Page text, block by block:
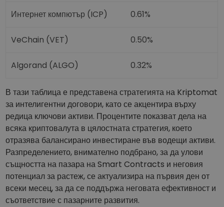
Интернет компютър (ICP) 0.61%
VeChain (VET) 0.50%
Algorand (ALGO) 0.32%
В тази таблица е представена стратегията на Kriptomat
за интелигентни договори, като се акцентира върху
редица ключови активи. Процентите показват дела на
всяка криптовалута в цялостната стратегия, което
отразява балансирано инвестиране във водещи активи.
Разпределението, внимателно подбрано, за да улови
същността на пазара на Smart Contracts и неговия
потенциал за растеж, се актуализира на първия ден от
всеки месец, за да се поддържа неговата ефективност и
съответствие с пазарните развития.